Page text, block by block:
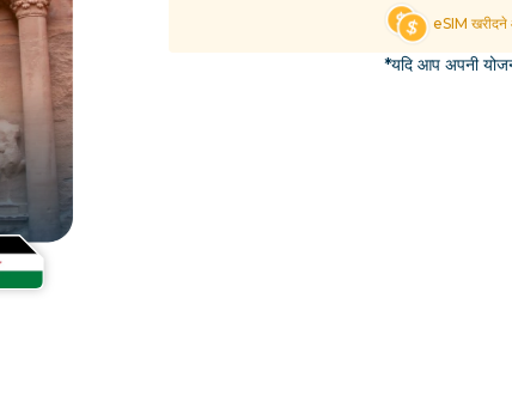
सभी गंतव्यों का अन्वेषण करें
eSIM
*यदि आप अपनी